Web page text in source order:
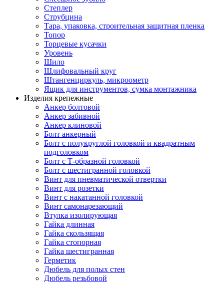
Степлер
Струбцина
Тара, упаковка, строительная защитная пленка
Топор
Торцевые кусачки
Уровень
Шило
Шлифовальный круг
Штангенциркуль, микроометр
Ящик для инструментов, сумка монтажника
Изделия крепежные
Анкер болтовой
Анкер забивной
Анкер клиновой
Болт анкерный
Болт с полукруглой головкой и квадратным
подголовком
Болт с Т-образной головкой
Болт с шестигранной головкой
Винт для пневматической отвертки
Винт для розетки
Винт с накатанной головкой
Винт самонарезающий
Втулка изолирующая
Гайка длинная
Гайка скользящая
Гайка стопорная
Гайка шестигранная
Герметик
Дюбель для полых стен
Дюбель резьбовой